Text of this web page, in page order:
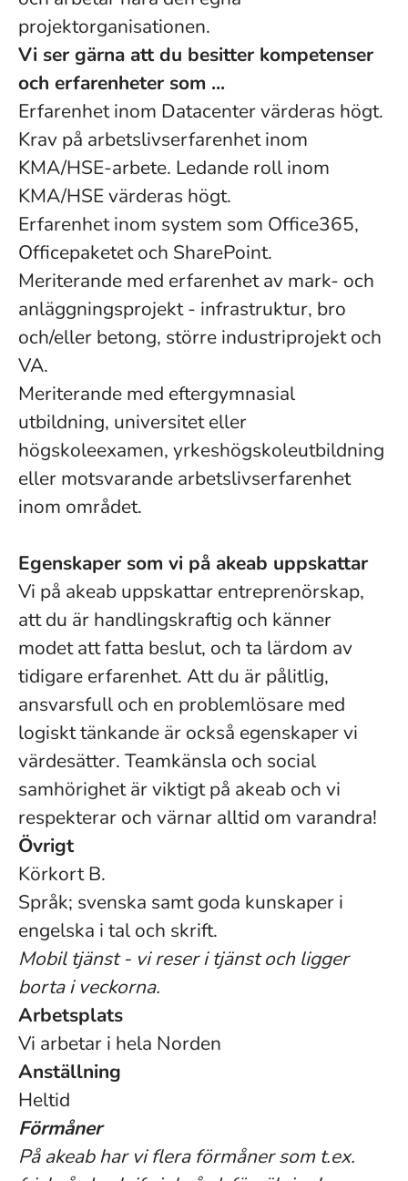
projektorganisationen.
Vi ser gärna att du besitter kompetenser
och erfarenheter som ...
Erfarenhet inom Datacenter värderas högt.
Krav på arbetslivserfarenhet inom
KMA/HSE-arbete. Ledande roll inom
KMA/HSE värderas högt.
Erfarenhet inom system som Office365,
Officepaketet och SharePoint.
Meriterande med erfarenhet av mark- och
anläggningsprojekt - infrastruktur, bro
och/eller betong, större industriprojekt och
VA.
Meriterande med eftergymnasial
utbildning, universitet eller
högskoleexamen, yrkeshögskoleutbildning
eller motsvarande arbetslivserfarenhet
inom området.
Egenskaper som vi på akeab uppskattar
Vi på akeab uppskattar entreprenörskap,
att du är handlingskraftig och känner
modet att fatta beslut, och ta lärdom av
tidigare erfarenhet. Att du är pålitlig,
ansvarsfull och en problemlösare med
logiskt tänkande är också egenskaper vi
värdesätter. Teamkänsla och social
samhörighet är viktigt på akeab och vi
respekterar och värnar alltid om varandra!
Övrigt
Körkort B.
Språk; svenska samt goda kunskaper i
engelska i tal och skrift.
Mobil tjänst - vi reser i tjänst och ligger
borta i veckorna.
Arbetsplats
Vi arbetar i hela Norden
Anställning
Heltid
Förmåner
På akeab har vi flera förmåner som t.ex.